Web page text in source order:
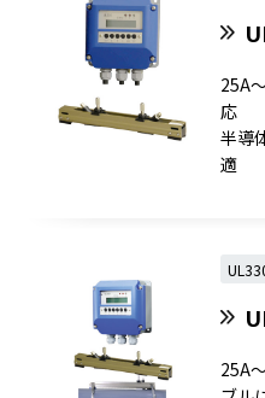
25A
応
半導
適
25A